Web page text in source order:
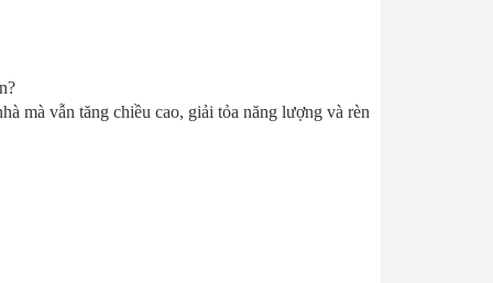
mà vẫn tăng chiều cao, giải tỏa năng lượng và rèn